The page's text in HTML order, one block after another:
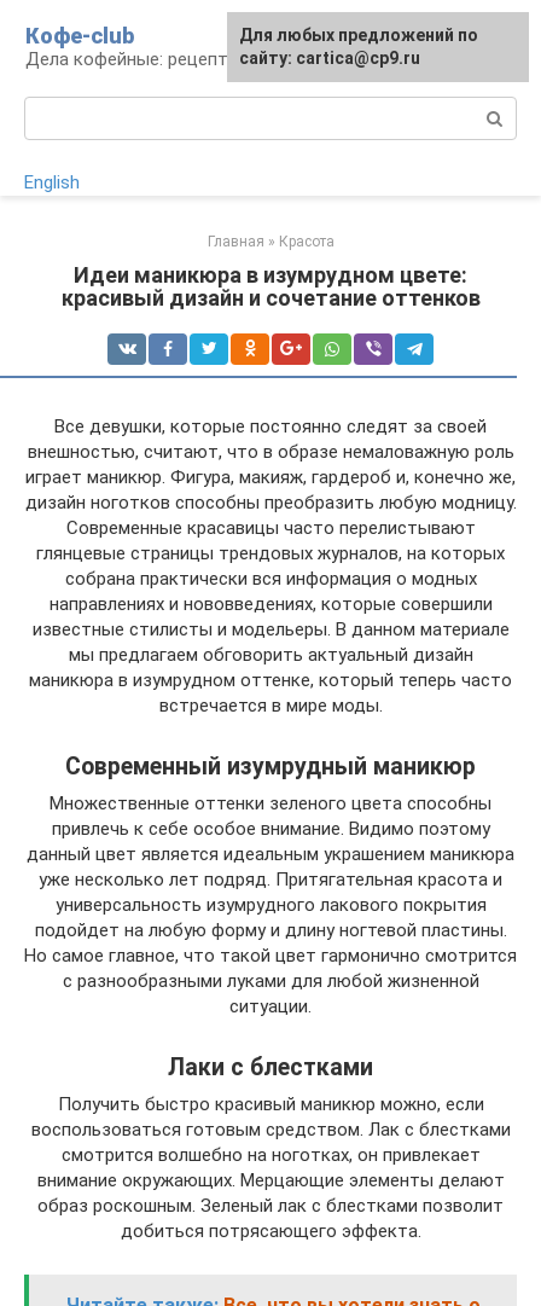
контенту
Кофе-club
Дела кофейные: рецепты и приготовление
English
Главная » Красота
Идеи маникюра в изумрудном цвете:
красивый дизайн и сочетание оттенков
Все девушки, которые постоянно следят за своей
внешностью, считают, что в образе немаловажную роль
играет маникюр. Фигура, макияж, гардероб и, конечно же,
дизайн ноготков способны преобразить любую модницу.
Современные красавицы часто перелистывают
глянцевые страницы трендовых журналов, на которых
собрана практически вся информация о модных
направлениях и нововведениях, которые совершили
известные стилисты и модельеры. В данном материале
мы предлагаем обговорить актуальный дизайн
маникюра в изумрудном оттенке, который теперь часто
встречается в мире моды.
Современный изумрудный маникюр
Множественные оттенки зеленого цвета способны
привлечь к себе особое внимание. Видимо поэтому
данный цвет является идеальным украшением маникюра
уже несколько лет подряд. Притягательная красота и
универсальность изумрудного лакового покрытия
подойдет на любую форму и длину ногтевой пластины.
Но самое главное, что такой цвет гармонично смотрится
с разнообразными луками для любой жизненной
ситуации.
Лаки с блестками
Получить быстро красивый маникюр можно, если
воспользоваться готовым средством. Лак с блестками
смотрится волшебно на ноготках, он привлекает
внимание окружающих. Мерцающие элементы делают
образ роскошным. Зеленый лак с блестками позволит
добиться потрясающего эффекта.
Для любых предложений по
сайту: cartica@cp9.ru